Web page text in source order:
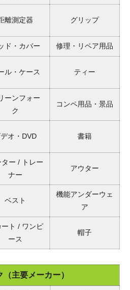
離測定器 グリップ
ド・カバー 修理・リペア用品
ル・ケース ティー
ーンフォー
ク
コンペ用品・景品
デオ・DVD 書籍
ター / トレー
ナー
アウター
ベスト
機能アンダーウェ
ア
ート / ワンピ
ース
帽子
主要メーカー）